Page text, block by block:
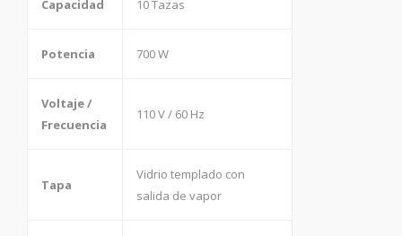
Capacidad 10 Tazas
Potencia 700 W
Voltaje /
Frecuencia
110 V / 60 Hz
Tapa
Vidrio templado con
salida de vapor